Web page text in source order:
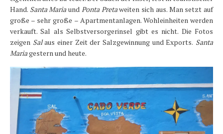
Hand. Santa Mariaund Ponta Pretaweiten sich aus. Man setzt auf
große – sehr große – Apartmentanlagen. Wohleinheiten werden
verkauft. Sal als Selbstversorgerinsel gibt es nicht. Die Fotos
zeigen Salaus einer Zeit der Salzgewinnung und Exports. Santa
Mariagestern und heute.